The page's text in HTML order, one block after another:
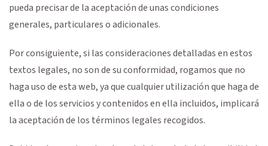
pueda precisar de la aceptación de unas condiciones
generales, particulares o adicionales.
Por consiguiente, si las consideraciones detalladas en estos
textos legales, no son de su conformidad, rogamos que no
haga uso de esta web, ya que cualquier utilización que haga de
ella o de los servicios y contenidos en ella incluidos, implicará
la aceptación de los términos legales recogidos.